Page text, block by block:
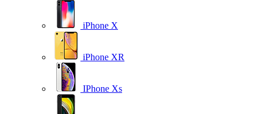
iPhone X
iPhone XR
IPhone Xs